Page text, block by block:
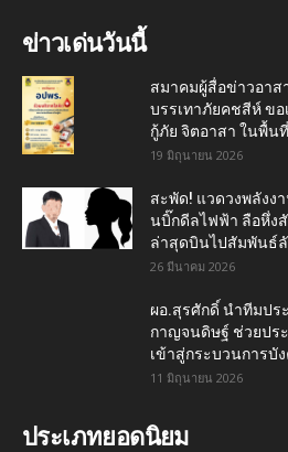
ข่าวเด่นวันนี้
สมาคมผู้สื่อข่าวอา
บรรเทาภัยคชสีห์ ข
กู้ภัย จิตอาสา ในพื้น
19 มิถุนายน 2026
สะพัด! แวดวงพลังง
นบิ๊กดีลไฟฟ้า ลือหึ่ง
ล่าสุดบินไปสัมพันธ์ลั
26 มีนาคม 2026
ผอ.สุรศักดิ์ นำทีมปร
กาญจนดิษฐ์ ช่วยป
เข้าสู่กระบวนการบั
11 มิถุนายน 2026
ประเภทยอดนิยม